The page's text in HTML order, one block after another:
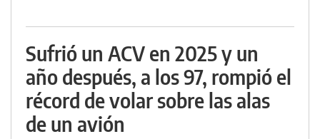
Sufrió un ACV en 2025 y un
año después, a los 97, rompió el
récord de volar sobre las alas
de un avión